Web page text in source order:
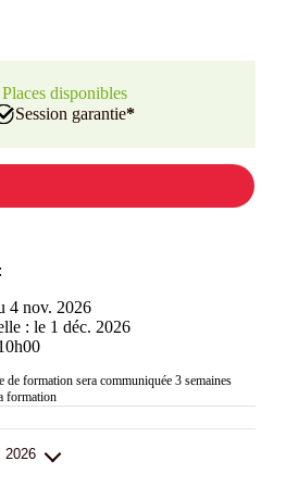
Places disponibles
Session garantie*
4 nov. 2026
: le 1 déc. 2026
de formation sera communiquée 3 semaines
formation
2026